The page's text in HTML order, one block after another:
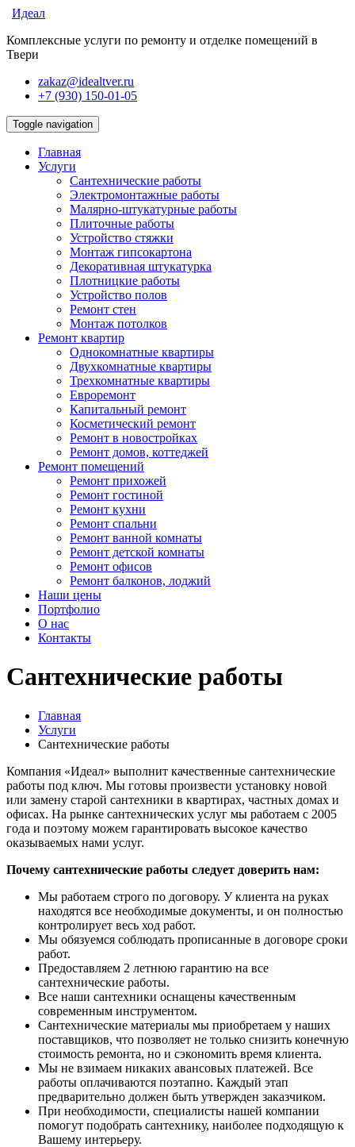
Идеал
Комплексные услуги по ремонту и отделке помещений в
Твери
zakaz@idealtver.ru
+7 (930) 150-01-05
Toggle navigation
Главная
Услуги
Сантехнические работы
Электромонтажные работы
Малярно-штукатурные работы
Плиточные работы
Устройство стяжки
Монтаж гипсокартона
Декоративная штукатурка
Плотницкие работы
Устройство полов
Ремонт стен
Монтаж потолков
Ремонт квартир
Однокомнатные квартиры
Двухкомнатные квартиры
Трехкомнатные квартиры
Евроремонт
Капитальный ремонт
Косметический ремонт
Ремонт в новостройках
Ремонт домов, коттеджей
Ремонт помещений
Ремонт прихожей
Ремонт гостиной
Ремонт кухни
Ремонт спальни
Ремонт ванной комнаты
Ремонт детской комнаты
Ремонт офисов
Ремонт балконов, лоджий
Наши цены
Портфолио
О нас
Контакты
Сантехнические работы
Главная
Услуги
Сантехнические работы
Компания «Идеал» выполнит качественные сантехнические
работы под ключ. Мы готовы произвести установку новой
или замену старой сантехники в квартирах, частных домах и
офисах. На рынке сантехнических услуг мы работаем с 2005
года и поэтому можем гарантировать высокое качество
оказываемых нами услуг.
Почему сантехнические работы следует доверить нам:
Мы работаем строго по договору. У клиента на руках
находятся все необходимые документы, и он полностью
контролирует весь ход работ.
Мы обязуемся соблюдать прописанные в договоре сроки
работ.
Предоставляем 2 летнюю гарантию на все
сантехнические работы.
Все наши сантехники оснащены качественным
современным инструментом.
Сантехнические материалы мы приобретаем у наших
поставщиков, что позволяет не только снизить конечную
стоимость ремонта, но и сэкономить время клиента.
Мы не взимаем никаких авансовых платежей. Все
работы оплачиваются поэтапно. Каждый этап
предварительно должен быть утвержден заказчиком.
При необходимости, специалисты нашей компании
помогут подобрать сантехнику, наиболее подходящую к
Вашему интерьеру.